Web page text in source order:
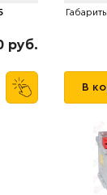
руб.
В